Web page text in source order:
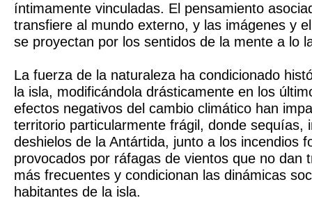
íntimamente vinculadas. El pensamiento
transfiere al mundo externo, y las imágenes y
se proyectan por los sentidos de la mente a lo
La fuerza de la naturaleza ha condicionado
la isla, modificándola drásticamente en los
efectos negativos del cambio climático han
territorio particularmente frágil, donde sequías,
deshielos de la Antártida, junto a los incendios
provocados por ráfagas de vientos que no dan
más frecuentes y condicionan las dinámicas
habitantes de la isla.